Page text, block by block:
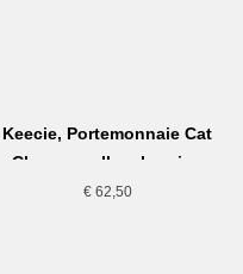
Keecie, Portemonnaie Cat
Chase small, aubergine
€62,50